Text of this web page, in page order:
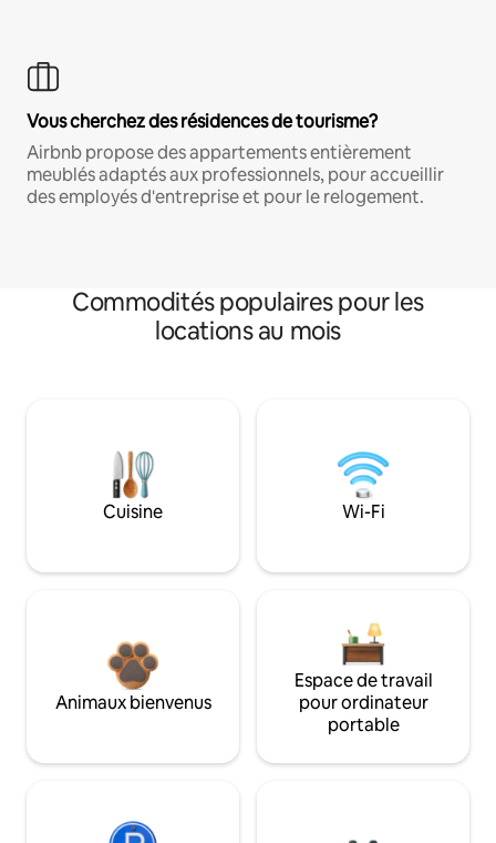
Vous cherchez des résidences de tourisme?
Airbnb propose des appartements entièrement
meublés adaptés aux professionnels, pour accueillir
des employés d'entreprise et pour le relogement.
Commodités populaires pour les
locations au mois
Cuisine Wi-Fi
Animaux bienvenus
Espace de travail
pour ordinateur
portable